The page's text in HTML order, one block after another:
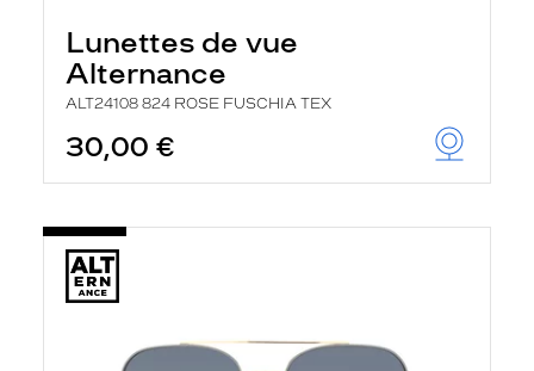
Lunettes de vue
Alternance
ALT24108 824 ROSE FUSCHIA TEX
30,00 €